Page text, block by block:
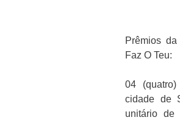
Prêmios
Faz O Teu:
04
cidade de
unitário de